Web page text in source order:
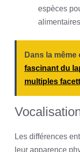
espèces
Dans la même
fascinant du
multiples
Les différences
leur apparence